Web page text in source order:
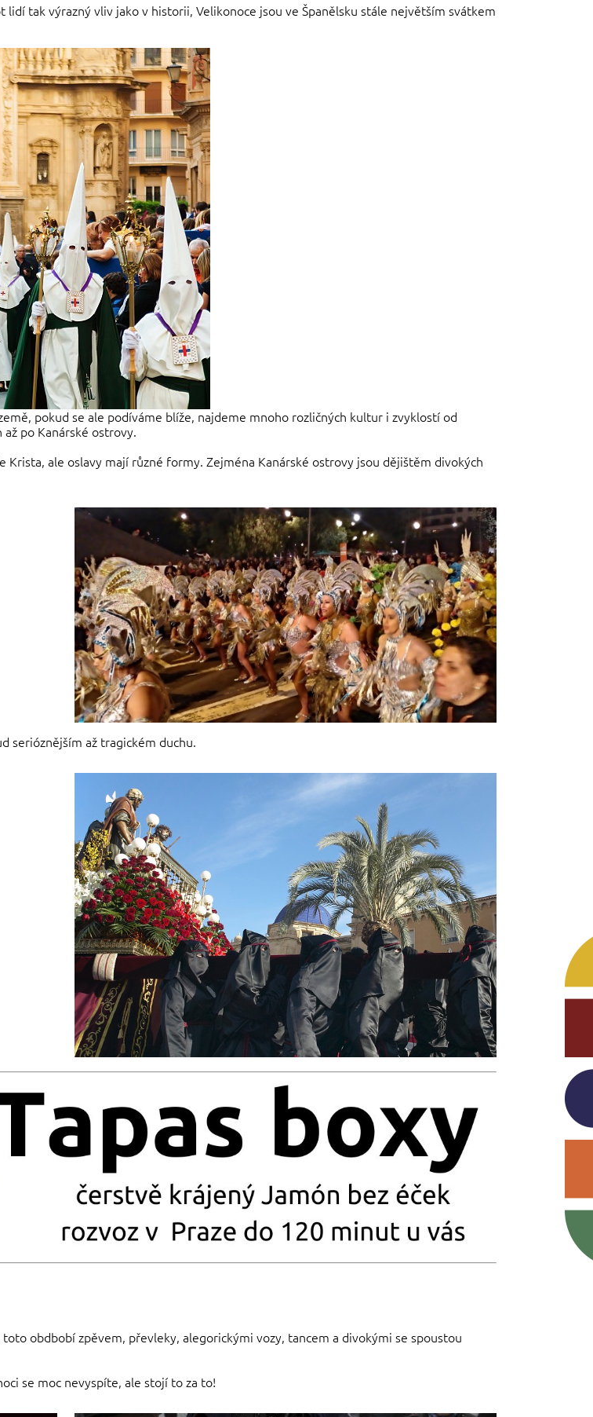
tak výrazný vliv jako v historii, Velikonoce jsou ve Španělsku stále největším svátkem
pokud se ale podíváme blíže, najdeme mnoho rozličných kultur i zvyklostí od
po Kanárské ostrovy.
ale oslavy mají různé formy. Zejména Kanárské ostrovy jsou dějištěm divokých
serióznějším až tragickém duchu.
obdbobí zpěvem, převleky, alegorickými vozy, tancem a divokými se spoustou
se moc nevyspíte, ale stojí to za to!